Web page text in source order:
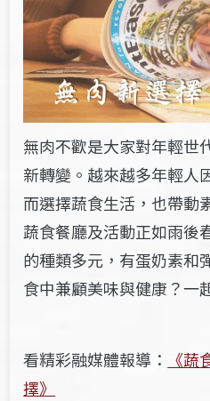
無肉不歡是大家對年輕世
新轉變。 越來越多年輕人
而選擇蔬食生活，也帶動
蔬食餐廳及活動正如雨後
的種類多元，有蛋奶素和
食中兼顧美味與健康？一
看精彩融媒體報導：
《
擇》